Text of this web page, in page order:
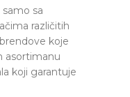
sa
različitih
koje
asortimanu
koji garantuje